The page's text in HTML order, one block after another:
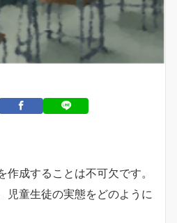
成することは不可欠です。
児童生徒の実態をどのように